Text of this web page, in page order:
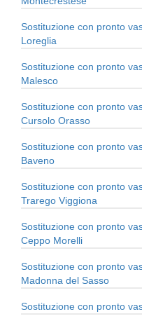
Sostituzione con pronto
Loreglia
Sostituzione con pronto
Malesco
Sostituzione con pronto
Cursolo Orasso
Sostituzione con pronto
Baveno
Sostituzione con pronto
Trarego Viggiona
Sostituzione con pronto
Ceppo Morelli
Sostituzione con pronto
Madonna del Sasso
Sostituzione con pronto